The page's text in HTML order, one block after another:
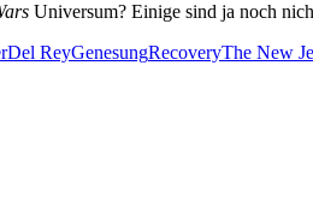
Universum? Einige sind ja noch
Del ReyGenesungRecoveryThe New